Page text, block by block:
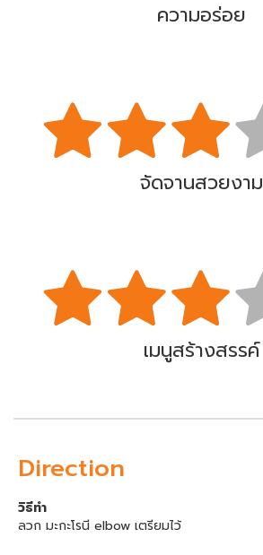
ความอร่อย
จัดจานสวยงาม
เมนูสร้างสรรค์
Direction
วิธีทำ
ลวก มะกะโรนี elbow เตรียมไว้